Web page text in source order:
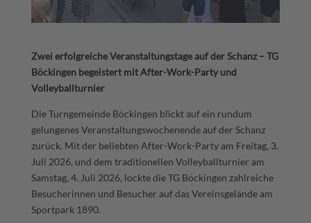
Zwei erfolgreiche Veranstaltungstage auf der Schanz – TG
Böckingen begeistert mit After-Work-Party und
Volleyballturnier
Die Turngemeinde Böckingen blickt auf ein rundum
gelungenes Veranstaltungswochenende auf der Schanz
zurück. Mit der beliebten After-Work-Party am Freitag, 3.
Juli 2026, und dem traditionellen Volleyballturnier am
Samstag, 4. Juli 2026, lockte die TG Böckingen zahlreiche
Besucherinnen und Besucher auf das Vereinsgelände am
Sportpark 1890.